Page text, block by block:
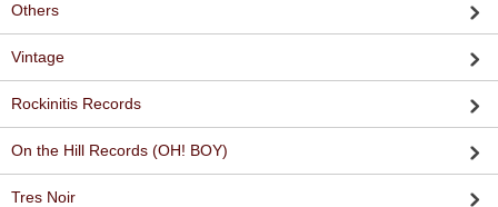
Others
Vintage
Rockinitis Records
On the Hill Records (OH! BOY)
Tres Noir